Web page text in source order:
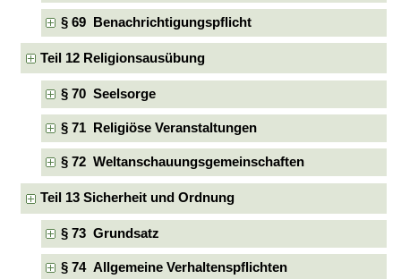
§ 69 Benachrichtigungspflicht
Teil 12 Religionsausübung
§ 70 Seelsorge
§ 71 Religiöse Veranstaltungen
§ 72 Weltanschauungsgemeinschaften
Teil 13 Sicherheit und Ordnung
§ 73 Grundsatz
§ 74 Allgemeine Verhaltenspflichten